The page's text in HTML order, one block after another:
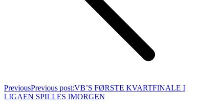
PreviousPrevious post:VB’S FØRSTE KVARTFINALE I
LIGAEN SPILLES IMORGEN